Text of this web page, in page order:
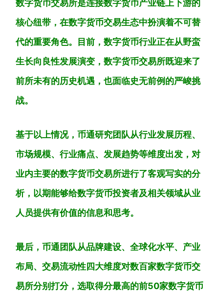
数字货币交易所是连接数字货币产业链上下游的
核心纽带，在数字货币交易生态中扮演着不可替
代的重要角色。目前，数字货币行业正在从野蛮
生长向良性发展演变，数字货币交易所既迎来了
前所未有的历史机遇，也面临史无前例的严峻挑
战。
基于以上情况，币通研究团队从行业发展历程、
市场规模、行业痛点、发展趋势等维度出发，对
业内主要的数字货币交易所进行了客观写实的分
析，以期能够给数字货币投资者及相关领域从业
人员提供有价值的信息和思考。
最后，币通团队从品牌建设、全球化水平、产业
布局、交易流动性四大维度对数百家数字货币交
易所分别打分，选取得分最高的前50家数字货币